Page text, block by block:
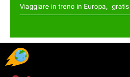
Viaggiare in treno in Europa,